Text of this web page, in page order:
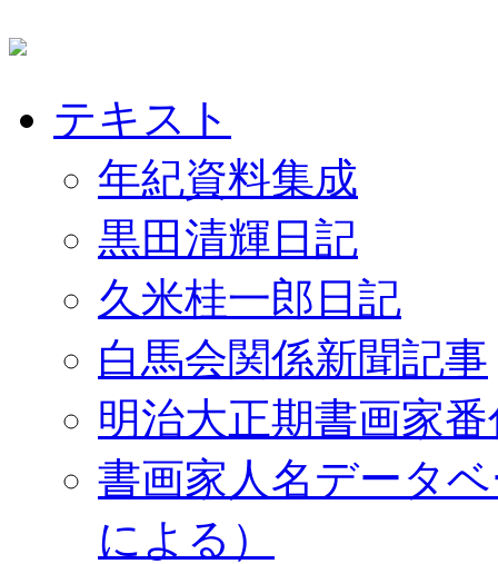
テキスト
年紀資料集成
黒田清輝日記
久米桂一郎日記
白馬会関係新聞記事
明治大正期書画家
書画家人名データ
による）